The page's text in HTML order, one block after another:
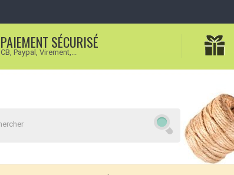
PAIEMENT SÉCURISÉ
CB, Paypal, Virement,...